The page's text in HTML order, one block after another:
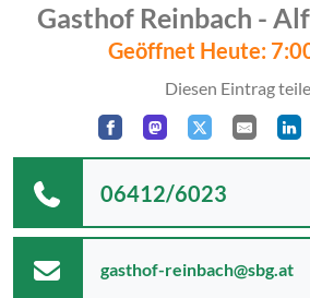
Gasthof Reinbach -
Geöffnet Heute:
Diesen Eintrag
06412/6023
gasthof-reinbach@sbg.at